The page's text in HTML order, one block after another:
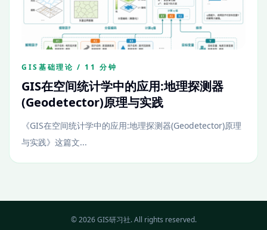
GIS基础理论 / 11 分钟
GIS在空间统计学中的应用:地理探测器
(Geodetector)原理与实践
《GIS在空间统计学中的应用:地理探测器(Geodetector)原理
与实践》这篇文...
© 2026 GIS研习社. All rights reserved.